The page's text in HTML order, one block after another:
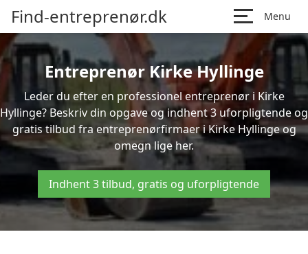
Find-entreprenør.dk Menu
Entreprenør Kirke Hyllinge
Leder du efter en professionel entreprenør i Kirke
Hyllinge? Beskriv din opgave og indhent 3 uforpligtende og
gratis tilbud fra entreprenørfirmaer i Kirke Hyllinge og
omegn lige her.
Indhent 3 tilbud, gratis og uforpligtende